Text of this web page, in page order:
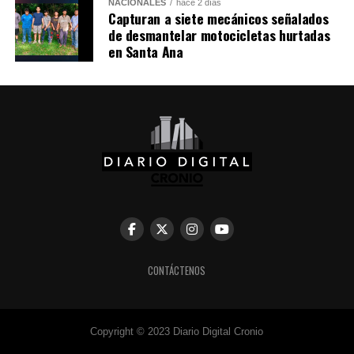
logró o no concretar la venta y sobre las circunstancias
exactas del choque.
NACIONALES hace 2 días
Capturan a siete mecánicos señalados
de desmantelar motocicletas hurtadas
en Santa Ana
CONTÁCTENOS
Copyright © 2023 Diario Digital Cronio